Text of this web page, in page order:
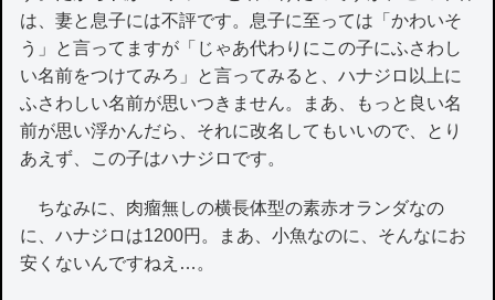
は、妻と息子には不評です。息子に至っては「かわいそ
う」と言ってますが「じゃあ代わりにこの子にふさわし
い名前をつけてみろ」と言ってみると、ハナジロ以上に
ふさわしい名前が思いつきません。まあ、もっと良い名
前が思い浮かんだら、それに改名してもいいので、とり
あえず、この子はハナジロです。
ちなみに、肉瘤無しの横長体型の素赤オランダなの
に、ハナジロは1200円。まあ、小魚なのに、そんなにお
安くないんですねえ…。